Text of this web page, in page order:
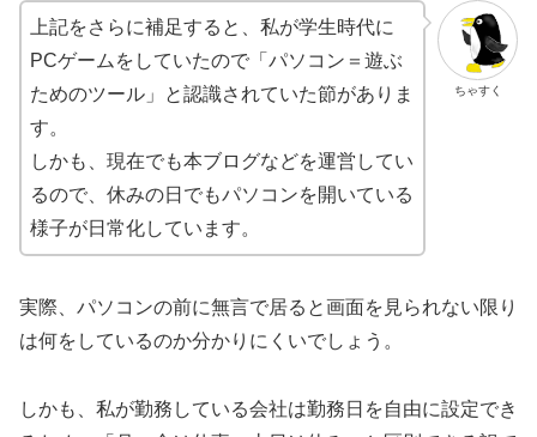
ちゃすく
上記をさらに補足すると、私が学生時代に
PCゲームをしていたので「パソコン＝遊ぶ
ためのツール」と認識されていた節がありま
す。
しかも、現在でも本ブログなどを運営してい
るので、休みの日でもパソコンを開いている
様子が日常化しています。
実際、パソコンの前に無言で居ると画面を見られない限り
は何をしているのか分かりにくいでしょう。
しかも、私が勤務している会社は勤務日を自由に設定でき